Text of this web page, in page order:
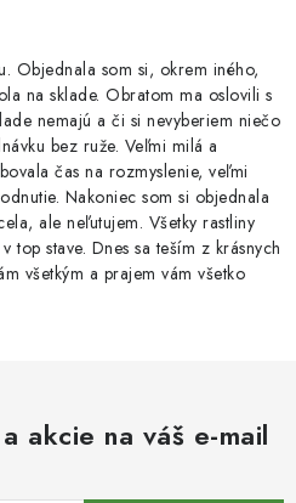
Objednala som si, okrem iného,
na sklade. Obratom ma oslovili s
nemajú a či si nevyberiem niečo
bez ruže. Veľmi milá a
čas na rozmyslenie, veľmi
Nakoniec som si objednala
ale neľutujem. Všetky rastliny
top stave. Dnes sa teším z krásnych
všetkým a prajem vám všetko
akcie na váš e-mail